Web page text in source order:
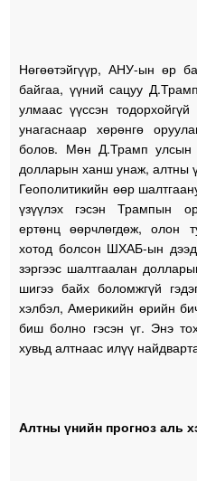
Нөгөөтэйгүүр, АНУ-ын өр
байгаа, үүний сацуу
улмаас үүссэн
унагаснаар хөрөнгө
болов. Мөн Д.Трамп улсын
долларын ханш унаж, алтны
Геополитикийн өөр
үзүүлэх гэсэн Трампын
ертөнц өөрчлөгдөж, олон
хотод болсон ШХАБ-ын дээд
зэргээс шалтгаалан
шигээ байх боломжгүй
хэлбэл, Америкийн өрийн
биш болно гэсэн үг. Энэ
хувьд алтнаас илүү
Алтны үнийн прогноз аль